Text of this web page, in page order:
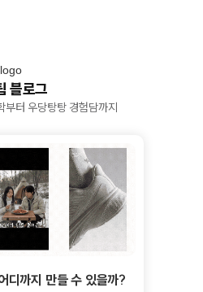
블로그
부터 우당탕탕 경험담까지
디까지 만들 수 있을까?